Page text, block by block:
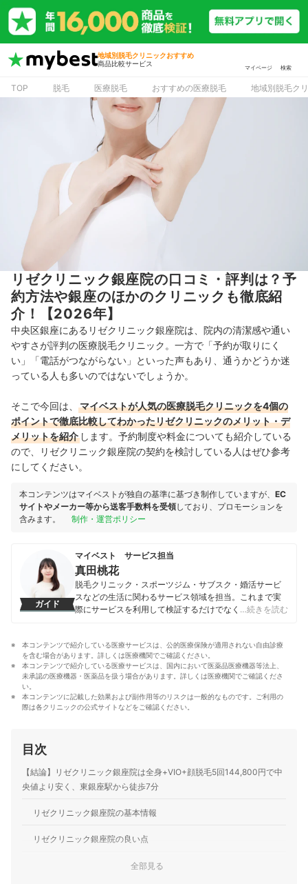
地域別脱毛クリニックおすすめ
商品比較サービス
マイページ 検索
TOP 脱毛 医療脱毛 おすすめの医療脱毛 地域別脱毛ク
リゼクリニック銀座院の口コミ・評判は？予
約方法や銀座のほかのクリニックも徹底紹
介！【2026年】
中央区銀座にあるリゼクリニック銀座院は、院内の清潔感や通い
やすさが評判の医療脱毛クリニック。一方で「予約が取りにく
い」「電話がつながらない」といった声もあり、通うかどうか迷
っている人も多いのではないでしょうか。
そこで今回は、
マイベストが人気の医療脱毛クリニックを4個の
ポイントで徹底比較してわかったリゼクリニックのメリット・デ
メリットを紹介 します。予約制度や料金についても紹介している
ので、リゼクリニック銀座院の契約を検討している人はぜひ参考
にしてください。
本コンテンツはマイベストが独自の基準に基づき制作していますが、 EC
サイトやメーカー等から送客手数料を受領しており、プロモーションを
含みます。
制作・運営ポリシー
ガイド
マイベスト サービス担当
真田桃花
脱毛クリニック・スポーツジム・サブスク・婚活サービ
スなどの生活に関わるサービス領域を担当。これまで実
際にサービスを利用して検証するだけでなく、医師や婚
からこそ、徹底検証を通じて全ユーザーが選びやすい情
報を届ける」ことをモットーに活動している。
真田桃花のプロフィール
…続きを読む
本コンテンツで紹介している医療サービスは、公的医療保険が適用されない自由診療
を含む場合があります。詳しくは医療機関でご確認ください。
本コンテンツで紹介している医療サービスは、国内において医薬品医療機器等法上、
未承認の医療機器・医薬品を扱う場合があります。詳しくは医療機関でご確認くださ
い。
本コンテンツに記載した効果および副作用等のリスクは一般的なものです。ご利用の
際は各クリニックの公式サイトなどをご確認ください。
目次
【結論】リゼクリニック銀座院は全身+VIO+顔脱毛5回144,800円で中
央値より安く、東銀座駅から徒歩7分
リゼクリニック銀座院の基本情報
リゼクリニック銀座院の良い点
リゼクリニック銀座院の気になる点
全部見る